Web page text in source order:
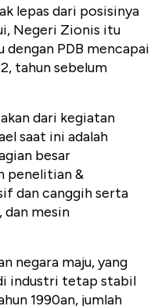
lepas dari posisinya
Negeri Zionis itu
dengan PDB mencapai
tahun sebelum
dari kegiatan
saat ini adalah
besar
penelitian &
dan canggih serta
dan mesin
negara maju, yang
industri tetap stabil
1990an, jumlah